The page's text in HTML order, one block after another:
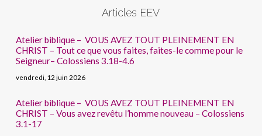
Articles EEV
Atelier biblique – VOUS AVEZ TOUT PLEINEMENT EN
CHRIST – Tout ce que vous faites, faites-le comme pour le
Seigneur– Colossiens 3.18-4.6
vendredi, 12 juin 2026
Atelier biblique – VOUS AVEZ TOUT PLEINEMENT EN
CHRIST – Vous avez revêtu l’homme nouveau – Colossiens
3.1-17